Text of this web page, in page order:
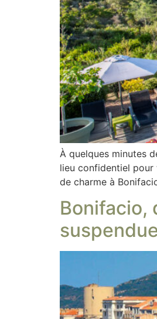
À quelques minutes
lieu confidentiel
de charme à
Bonifacio,